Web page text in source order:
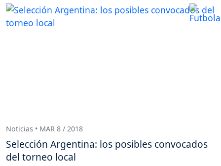
Noticias • MAR 8 / 2018
Selección Argentina: los posibles convocados
del torneo local